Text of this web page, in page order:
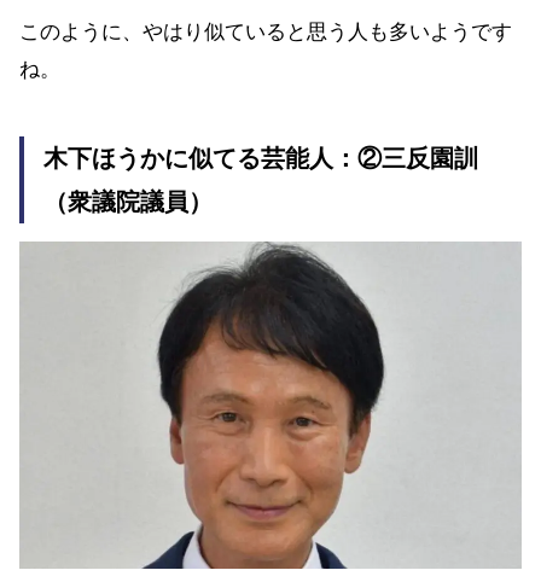
このように、やはり似ていると思う人も多いようです
ね。
木下ほうかに似てる芸能人：②三反園訓
（衆議院議員）